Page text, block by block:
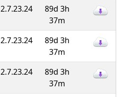
2.7.23.24
89d 3h
37m
2.7.23.24
89d 3h
37m
2.7.23.24
89d 3h
37m